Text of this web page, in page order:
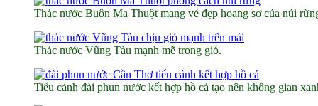
Thác nước Buôn Ma Thuột mang vẻ đẹp hoang sơ của núi
Thác nước Vũng Tàu mạnh mẽ trong gió.
Tiểu cảnh đài phun nước kết hợp hồ cá tạo nên không gian